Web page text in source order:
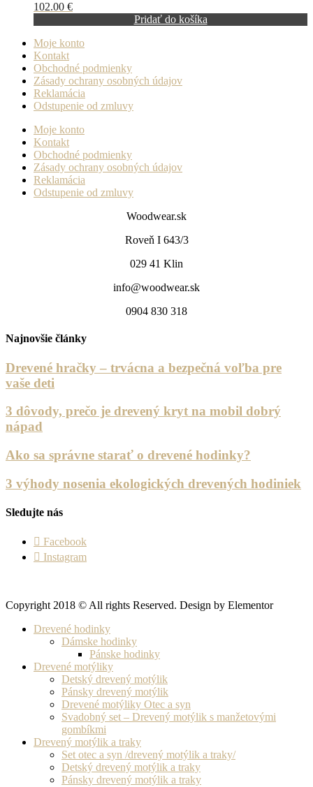
102.00 €
Pridať do košíka
Moje konto
Kontakt
Obchodné podmienky
Zásady ochrany osobných údajov
Reklamácia
Odstupenie od zmluvy
Moje konto
Kontakt
Obchodné podmienky
Zásady ochrany osobných údajov
Reklamácia
Odstupenie od zmluvy
Woodwear.sk
Roveň I 643/3
029 41 Klin
info@woodwear.sk
0904 830 318
Najnovšie články
Drevené hračky – trvácna a bezpečná voľba pre
vaše deti
3 dôvody, prečo je drevený kryt na mobil dobrý
nápad
Ako sa správne starať o drevené hodinky?
3 výhody nosenia ekologických drevených hodiniek
Sledujte nás
Facebook
Instagram
Copyright 2018 © All rights Reserved. Design by Elementor
Drevené hodinky
Dámske hodinky
Pánske hodinky
Drevené motýliky
Detský drevený motýlik
Pánsky drevený motýlik
Drevené motýliky Otec a syn
Svadobný set – Drevený motýlik s manžetovými
gombíkmi
Drevený motýlik a traky
Set otec a syn /drevený motýlik a traky/
Detský drevený motýlik a traky
Pánsky drevený motýlik a traky